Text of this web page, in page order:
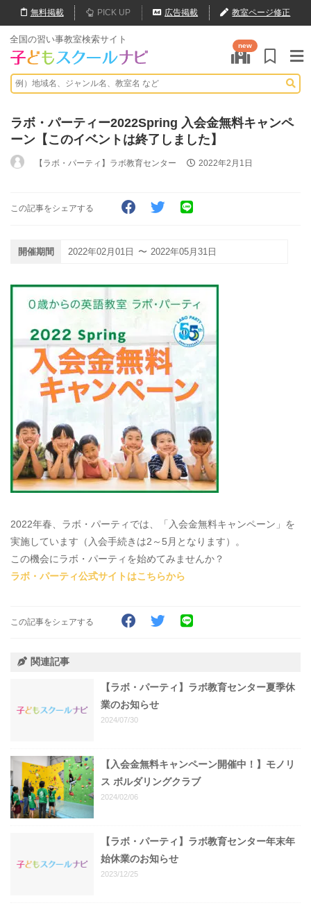
無料掲載 PICK UP 広告掲載 教室ページ修正
全国の習い事教室検索サイト
new
ラボ・パーティー2022Spring 入会金無料キャンペ
ーン【このイベントは終了しました】
【ラボ・パーティ】ラボ教育センター 2022年2月1日
この記事をシェアする
開催期間 2022年02月01日 〜 2022年05月31日
2022年春、ラボ・パーティでは、「入会金無料キャンペーン」を
実施しています（入会手続きは2～5月となります）。
この機会にラボ・パーティを始めてみませんか？
ラボ・パーティ公式サイトはこちらから
この記事をシェアする
関連記事
【ラボ・パーティ】ラボ教育センター夏季休
業のお知らせ
2024/07/30
【入会金無料キャンペーン開催中！】モノリ
ス ボルダリングクラブ
2024/02/06
【ラボ・パーティ】ラボ教育センター年末年
始休業のお知らせ
2023/12/25